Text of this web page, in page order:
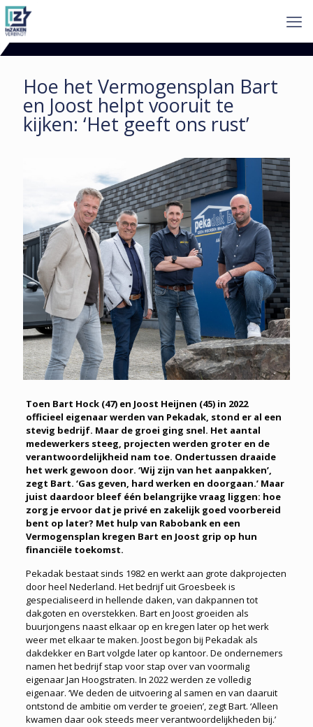
Hoe het Vermogens­plan Bart
en Joost helpt vooruit te
kijken: ‘Het geeft ons rust’
Toen Bart Hock (47) en Joost Heijnen (45) in 2022
officieel eigenaar werden van Pekadak, stond er al een
stevig bedrijf. Maar de groei ging snel. Het aantal
medewerkers steeg, projecten werden groter en de
verantwoordelijkheid nam toe. Ondertussen draaide
het werk gewoon door. ‘Wij zijn van het aanpakken’,
zegt Bart. ‘Gas geven, hard werken en doorgaan.’ Maar
juist daardoor bleef één belangrijke vraag liggen: hoe
zorg je ervoor dat je privé en zakelijk goed voorbereid
bent op later? Met hulp van Rabobank en een
Vermogensplan kregen Bart en Joost grip op hun
financiële toekomst.
Pekadak bestaat sinds 1982 en werkt aan grote dakprojecten
door heel Nederland. Het bedrijf uit Groesbeek is
gespecialiseerd in hellende daken, van dakpannen tot
dakgoten en overstekken. Bart en Joost groeiden als
buurjongens naast elkaar op en kregen later op het werk
weer met elkaar te maken. Joost begon bij Pekadak als
dakdekker en Bart volgde later op kantoor. De ondernemers
namen het bedrijf stap voor stap over van voormalig
eigenaar Jan Hoogstraten. In 2022 werden ze volledig
eigenaar. ‘We deden de uitvoering al samen en van daaruit
ontstond de ambitie om verder te groeien’, zegt Bart. ‘Alleen
kwamen daar ook steeds meer verantwoordelijkheden bij.’